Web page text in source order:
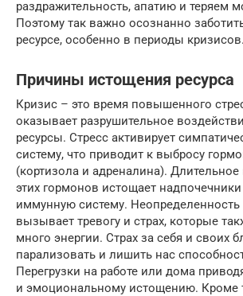
раздражительность, апатию и теряем
Поэтому так важно осознанно
ресурсе, особенно в периоды кризисов.
Причины истощения ресурса
Кризис – это время повышенного
оказывает разрушительное
ресурсы. Стресс активирует
систему, что приводит к выбросу
(кортизола и адреналина).
этих гормонов истощает
иммунную систему. Неопределенность
вызывает тревогу и страх, которые
много энергии. Страх за себя и своих
парализовать и лишить нас
Перегрузки на работе или дома
и эмоциональному истощению. Кроме